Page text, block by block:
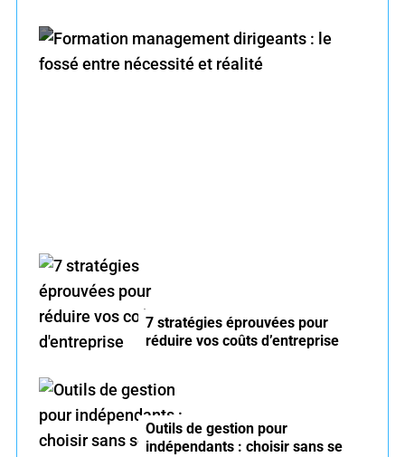
f
o
7 stratégies éprouvées pour
réduire vos coûts d’entreprise
Outils de gestion pour
indépendants : choisir sans se